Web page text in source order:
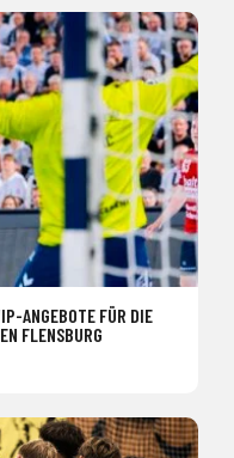
ANGEBOTE FÜR DIE
FLENSBURG